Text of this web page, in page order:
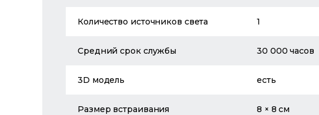
Количество источников света 1
Средний срок службы 30 000 часов
3D модель есть
Размер встраивания 8 × 8 см